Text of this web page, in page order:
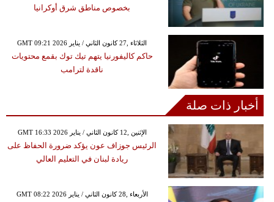
بخصوص مناطق شرق أوكرانيا
GMT 09:21 2026 الثلاثاء ,27 كانون الثاني / يناير
حاكم كاليفورنيا يتهم تيك توك بقمع محتويات
ناقدة لترامب
أخبار ذات صلة
GMT 16:33 2026 الإثنين ,12 كانون الثاني / يناير
الرئيس جوزاف عون يؤكد ضرورة الحفاظ على
ريادة لبنان في التعليم العالي
GMT 08:22 2026 الأربعاء ,28 كانون الثاني / يناير